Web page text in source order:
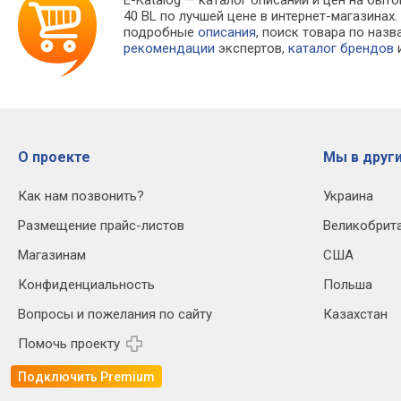
40 BL по лучшей цене в интернет-
подробныеописания, поиск товара по
рекомендации экспертов,каталог брендов
О проекте
Как нам позвонить?
Размещение прайс-листов
Магазинам
Конфиденциальность
Вопросы и пожелания по сайту
Помочь проекту
Подключить Premium
Мы в
Украина
США
Польша
Казахстан